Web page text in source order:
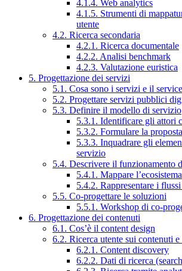
4.1.4. Web analytics
4.1.5. Strumenti di
utente
4.2. Ricerca secondaria
4.2.1. Ricerca documentale
4.2.2. Analisi benchmark
4.2.3. Valutazione euristica
5. Progettazione dei servizi
5.1. Cosa sono i servizi e il
5.2. Progettare servizi pubblici
5.3. Definire il modello di servizio
5.3.1. Identificare gli attori
5.3.2. Formulare la
5.3.3. Inquadrare gli
servizio
5.4. Descrivere il funzionamento
5.4.1. Mappare l’ecosistema
5.4.2. Rappresentare i
5.5. Co-progettare le soluzioni
5.5.1. Workshop di co-
6. Progettazione dei contenuti
6.1. Cos’è il content design
6.2. Ricerca utente sui contenuti
6.2.1. Content discovery
6.2.2. Dati di ricerca